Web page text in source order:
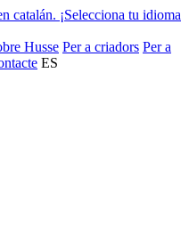
catalán. ¡Selecciona tu idioma
Husse Per a criadors Per a
ES